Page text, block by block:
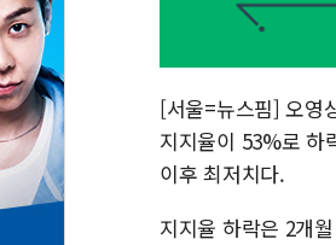
[서울=뉴스핌] 오영
지지율이 53%로 하
이후 최저치다.
지지율 하락은 2개